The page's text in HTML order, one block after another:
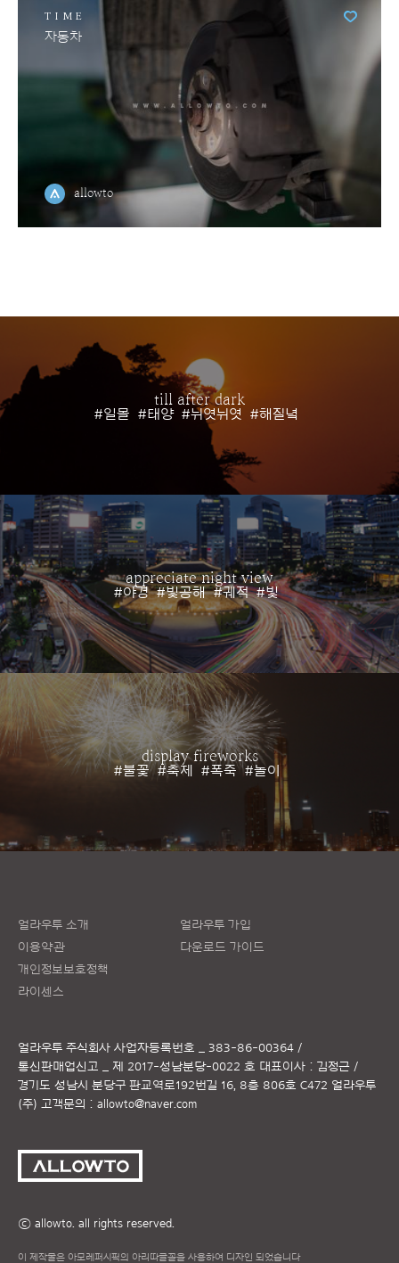
TIME
자동차
allowto
till after dark
#일몰 #태양 #뉘엿뉘엿 #해질녘
appreciate night view
#야경 #빛공해 #궤적 #빛
display fireworks
#불꽃 #축제 #폭죽 #놀이
얼라우투 소개
이용약관
개인정보보호정책
라이센스
얼라우투 가입
다운로드 가이드
얼라우투 주식회사 사업자등록번호 _ 383-86-00364 /
통신판매업신고 _ 제 2017-성남분당-0022 호 대표이사 : 김정근 /
경기도 성남시 분당구 판교역로192번길 16, 8층 806호 C472 얼라우투
(주) 고객문의 : allowto@naver.com
ⓒ allowto. all rights reserved.
이 제작물은 아모레퍼시픽의 아리따글꼴을 사용하여 디자인 되었습니다